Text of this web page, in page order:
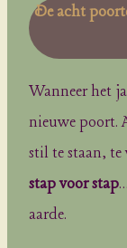
De acht
Wanneer het
nieuwe poort.
stil te staan, te
stap voor stap
aarde.